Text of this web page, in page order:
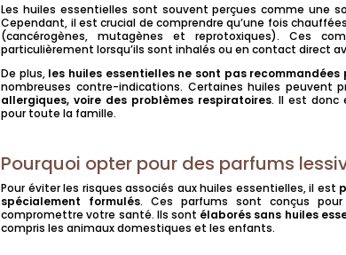
Les huiles essentielles sont souvent perçues comme une
Cependant, il est crucial de comprendre qu’une fois
(cancérogènes, mutagènes et reprotoxiques). Ces
particulièrement lorsqu’ils sont inhalés ou en contact direct
De plus, les huiles essentielles ne sont pas
nombreuses contre-indications. Certaines huiles peuvent
allergiques, voire des problèmes respiratoires. Il est donc
pour toute la famille.
Pourquoi opter pour des parfums
Pour éviter les risques associés aux huiles essentielles, il est
spécialement formulés. Ces parfums sont conçus
compromettre votre santé. Ils sont élaborés sans huiles
compris les animaux domestiques et les enfants.